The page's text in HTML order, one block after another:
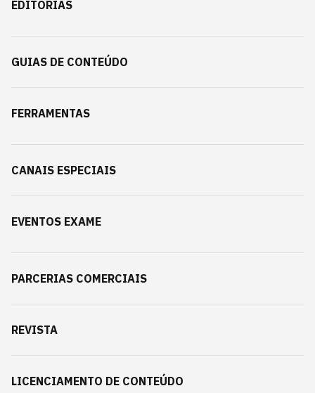
EDITORIAS
GUIAS DE CONTEÚDO
FERRAMENTAS
CANAIS ESPECIAIS
EVENTOS EXAME
PARCERIAS COMERCIAIS
REVISTA
LICENCIAMENTO DE CONTEÚDO